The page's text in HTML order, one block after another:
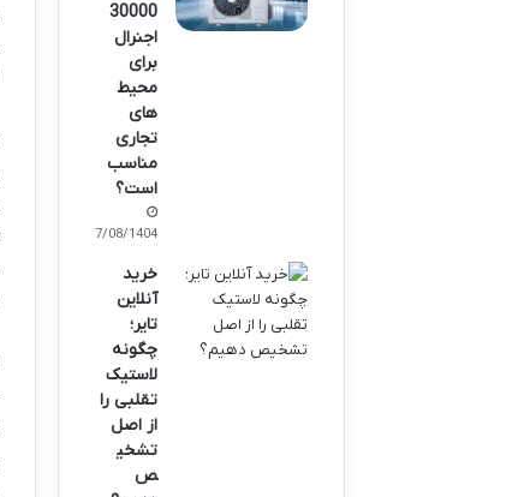
30000
اجنرال
برای
محیط
های
تجاری
مناسب
است؟
27/08/1404
خرید
آنلاین
تایر؛
چگونه
لاستیک
تقلبی را
از اصل
تشخی
ص